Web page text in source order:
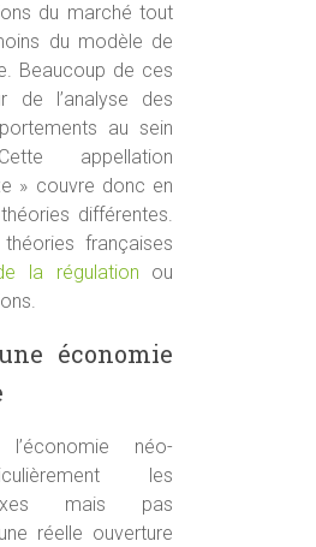
du marché tout
du modèle de
Beaucoup de ces
de l’analyse des
au sein
appellation
» couvre donc en
différentes.
françaises
la régulation ou
économie
néo-
les
mais pas
réelle ouverture